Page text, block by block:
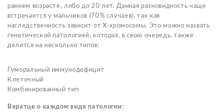
раннем возрасте, либо до 20 лет. Данная разновидность чаще
встречается у мальчиков (70% случаев), так как
наследственность зависит от X-хромосомы. Это можно назвать
генетической патологией, которая, в свою очередь, также
делится на несколько типов:
Гуморальный иммунодефицит
Клеточный
Комбинированный тип
Вкратце о каждом виде патологии: